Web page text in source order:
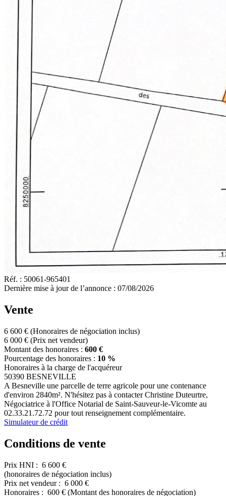
Réf. : 50061-965401
Dernière mise à jour de l’annonce : 07/08/2026
Vente
6 600 € (Honoraires de négociation inclus)
6 000 € (Prix net vendeur)
Montant des honoraires : 600 €
Pourcentage des honoraires : 10 %
Honoraires à la charge de l'acquéreur
50390 BESNEVILLE
A Besneville une parcelle de terre agricole pour une contenance
d'environ 2840m². N'hésitez pas à contacter Christine Duteurtre,
Négociatrice à l'Office Notarial de Saint-Sauveur-le-Vicomte au
02.33.21.72.72 pour tout renseignement complémentaire.
Simulateur de crédit
Conditions de vente
Prix HNI : 6 600 €
(honoraires de négociation inclus)
Prix net vendeur : 6 000 €
Honoraires : 600 € (Montant des honoraires de négociation)